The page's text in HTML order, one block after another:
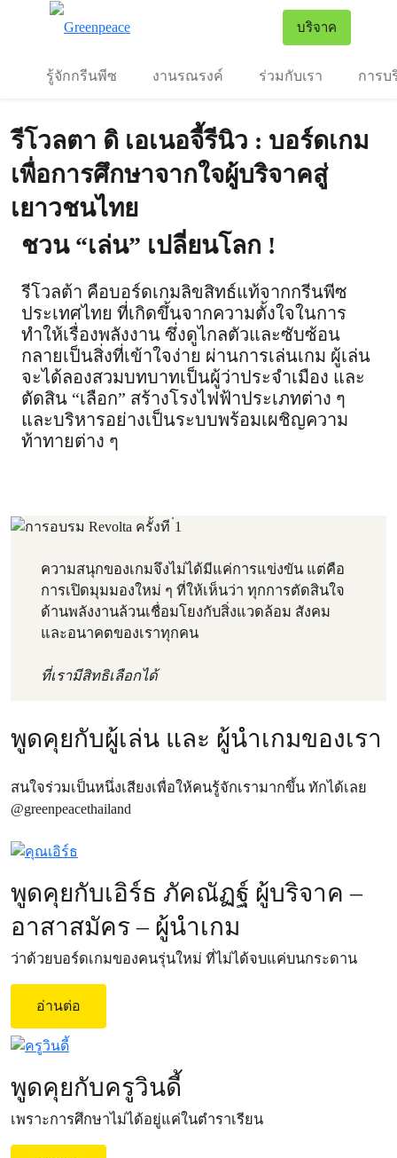
บริจาค
รู้จักกรีนพีซ งานรณรงค์ ร่วมกับเรา การบ
รีโวลตา ดิ เอเนอจี้รีนิว : บอร์ดเกม
เพื่อการศึกษาจากใจผู้บริจาคสู่
เยาวชนไทย
ชวน “เล่น” เปลี่ยนโลก !
รีโวลต้า คือบอร์ดเกมลิขสิทธ์แท้จากกรีนพีซ
ประเทศไทย ที่เกิดขึ้นจากความตั้งใจในการ
ทำให้เรื่องพลังงาน ซึ่งดูไกลตัวและซับซ้อน
กลายเป็นสิ่งที่เข้าใจง่าย ผ่านการเล่นเกม ผู้เล่น
จะได้ลองสวมบทบาทเป็นผู้ว่าประจำเมือง และ
ตัดสิน “เลือก” สร้างโรงไฟฟ้าประเภทต่าง ๆ
และบริหารอย่างเป็นระบบพร้อมเผชิญความ
ท้าทายต่าง ๆ
ความสนุกของเกมจึงไม่ได้มีแค่การแข่งขัน แต่คือ
การเปิดมุมมองใหม่ ๆ ที่ให้เห็นว่า ทุกการตัดสินใจ
ด้านพลังงานล้วนเชื่อมโยงกับสิ่งแวดล้อม สังคม
และอนาคตของเราทุกคน
ที่เรามีสิทธิเลือกได้
พูดคุยกับผู้เล่น และ ผู้นำเกมของเรา
สนใจร่วมเป็นหนึ่งเสียงเพื่อให้คนรู้จักเรามากขึ้น ทักได้เลย
@greenpeacethailand
พูดคุยกับเอิร์ธ ภัคณัฏฐ์ ผู้บริจาค –
อาสาสมัคร – ผู้นำเกม
ว่าด้วยบอร์ดเกมของคนรุ่นใหม่ ที่ไม่ได้จบแค่บนกระดาน
อ่านต่อ
พูดคุยกับครูวินดี้
เพราะการศึกษาไม่ได้อยู่แค่ในตำราเรียน